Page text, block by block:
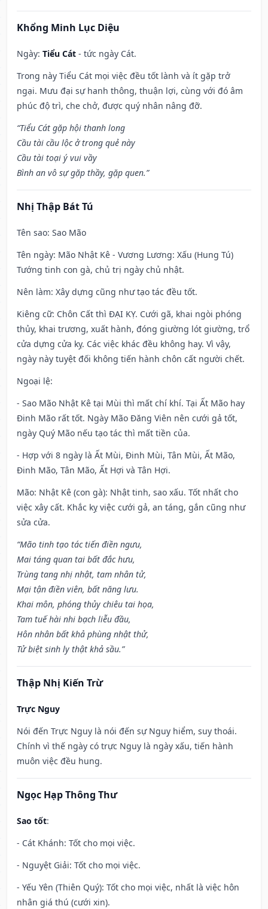
Khổng Minh Lục Diệu
Ngày: Tiểu Cát - tức ngày Cát.
Trong này Tiểu Cát mọi việc đều tốt lành và ít gặp trở
ngại. Mưu đại sự hanh thông, thuận lợi, cùng với đó âm
phúc độ trì, che chở, được quý nhân nâng đỡ.
“Tiểu Cát gặp hội thanh long
Cầu tài cầu lộc ở trong quẻ này
Cầu tài toại ý vui vầy
Bình an vô sự gặp thầy, gặp quen.”
Nhị Thập Bát Tú
Tên sao: Sao Mão
Tên ngày: Mão Nhật Kê - Vương Lương: Xấu (Hung Tú)
Tướng tinh con gà, chủ trị ngày chủ nhật.
Nên làm: Xây dựng cũng như tạo tác đều tốt.
Kiêng cữ: Chôn Cất thì ĐẠI KỴ. Cưới gã, khai ngòi phóng
thủy, khai trương, xuất hành, đóng giường lót giường, trổ
cửa dựng cửa kỵ. Các việc khác đều không hay. Vì vậy,
ngày này tuyệt đối không tiến hành chôn cất người chết.
Ngoại lệ:
- Sao Mão Nhật Kê tại Mùi thì mất chí khí. Tại Ất Mão hay
Đinh Mão rất tốt. Ngày Mão Đăng Viên nên cưới gả tốt,
ngày Quý Mão nếu tạo tác thì mất tiền của.
- Hợp với 8 ngày là Ất Mùi, Đinh Mùi, Tân Mùi, Ất Mão,
Đinh Mão, Tân Mão, Ất Hợi và Tân Hợi.
Mão: Nhật Kê (con gà): Nhật tinh, sao xấu. Tốt nhất cho
việc xây cất. Khắc kỵ việc cưới gả, an táng, gắn cũng như
sửa cửa.
“Mão tinh tạo tác tiến điền ngưu,
Mai táng quan tai bất đắc hưu,
Trùng tang nhị nhật, tam nhân tử,
Mại tận điền viên, bất năng lưu.
Khai môn, phóng thủy chiêu tai họa,
Tam tuế hài nhi bạch liễu đầu,
Hôn nhân bất khả phùng nhật thử,
Tử biệt sinh ly thật khả sầu.”
Thập Nhị Kiến Trừ
Trực Nguy
Nói đến Trực Nguy là nói đến sự Nguy hiểm, suy thoái.
Chính vì thế ngày có trực Nguy là ngày xấu, tiến hành
muôn việc đều hung.
Ngọc Hạp Thông Thư
Sao tốt:
- Cát Khánh: Tốt cho mọi việc.
- Nguyệt Giải: Tốt cho mọi việc.
- Yếu Yên (Thiên Quý): Tốt cho mọi việc, nhất là việc hôn
nhân giá thú (cưới xin).